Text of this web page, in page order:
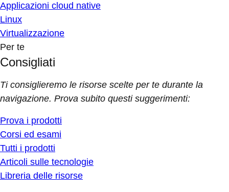
Applicazioni cloud native
Linux
Virtualizzazione
Per te
Consigliati
Ti consiglieremo le risorse scelte per te durante la
navigazione. Prova subito questi suggerimenti:
Prova i prodotti
Corsi ed esami
Tutti i prodotti
Articoli sulle tecnologie
Libreria delle risorse